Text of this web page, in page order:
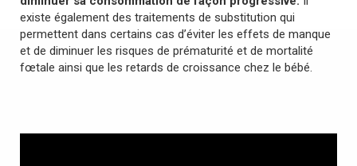
existe également des traitements de substitution qui
permettent dans certains cas d’éviter les effets de manque
et de diminuer les risques de prématurité et de mortalité
fœtale ainsi que les retards de croissance chez le bébé.